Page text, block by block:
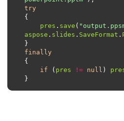
try
pres . save (
aspose . slides . SaveFormat .
finally
if ( pres != null )